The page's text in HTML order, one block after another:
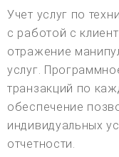
Учет услуг по
с работой с
отражение
услуг.
транзакций по
обеспечение
индивидуальных
отчетности.